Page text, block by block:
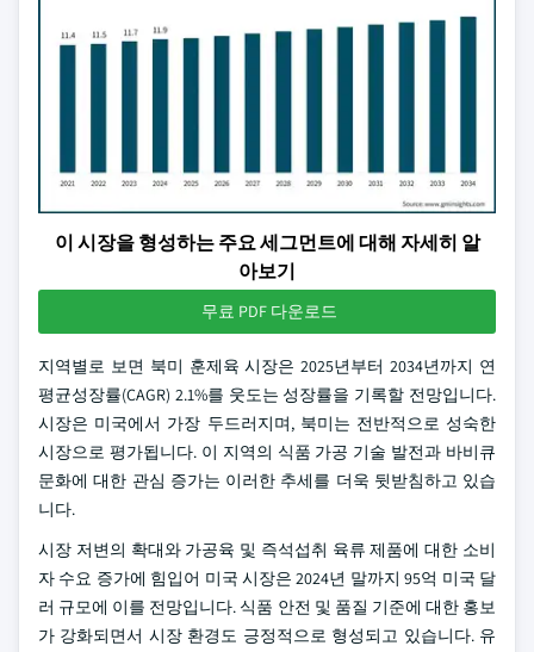
이 시장을 형성하는 주요 세그먼트에 대해 자세히 알
아보기
무료 PDF 다운로드
지역별로 보면 북미 훈제육 시장은 2025년부터 2034년까지 연
평균성장률(CAGR) 2.1%를 웃도는 성장률을 기록할 전망입니다.
시장은 미국에서 가장 두드러지며, 북미는 전반적으로 성숙한
시장으로 평가됩니다. 이 지역의 식품 가공 기술 발전과 바비큐
문화에 대한 관심 증가는 이러한 추세를 더욱 뒷받침하고 있습
니다.
시장 저변의 확대와 가공육 및 즉석섭취 육류 제품에 대한 소비
자 수요 증가에 힘입어 미국 시장은 2024년 말까지 95억 미국 달
러 규모에 이를 전망입니다. 식품 안전 및 품질 기준에 대한 홍보
가 강화되면서 시장 환경도 긍정적으로 형성되고 있습니다. 유